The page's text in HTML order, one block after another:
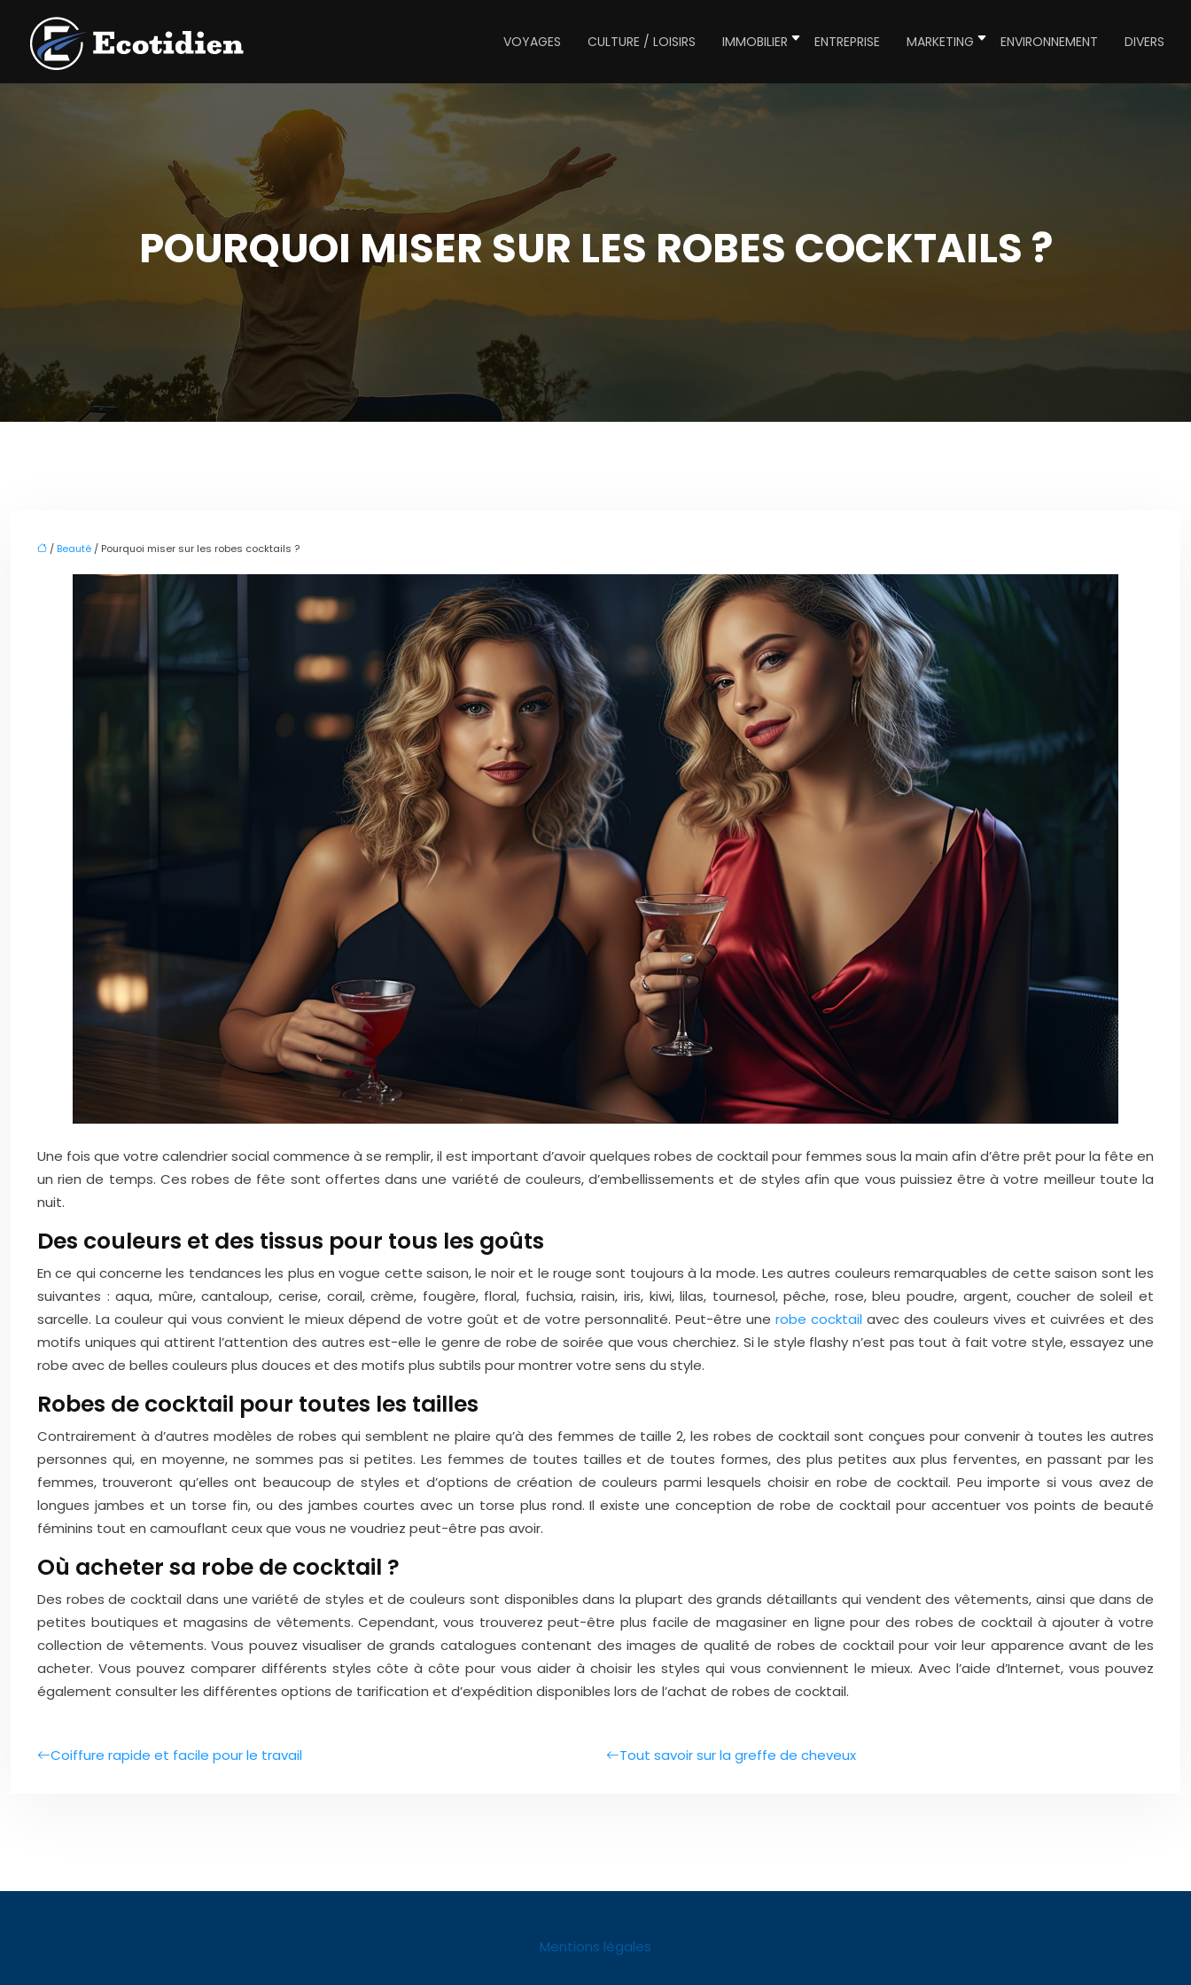
VOYAGES CULTURE / LOISIRS IMMOBILIER ENTREPRISE MARKETING ENVIRONNEMENT DIVERS
POURQUOI MISER SUR LES ROBES COCKTAILS ?
/ Beauté / Pourquoi miser sur les robes cocktails ?
Une fois que votre calendrier social commence à se remplir, il est important d’avoir quelques robes de cocktail pour femmes sous la main afin d’être prêt pour la fête en
un rien de temps. Ces robes de fête sont offertes dans une variété de couleurs, d’embellissements et de styles afin que vous puissiez être à votre meilleur toute la
nuit.
Des couleurs et des tissus pour tous les goûts
En ce qui concerne les tendances les plus en vogue cette saison, le noir et le rouge sont toujours à la mode. Les autres couleurs remarquables de cette saison sont les
suivantes : aqua, mûre, cantaloup, cerise, corail, crème, fougère, floral, fuchsia, raisin, iris, kiwi, lilas, tournesol, pêche, rose, bleu poudre, argent, coucher de soleil et
sarcelle. La couleur qui vous convient le mieux dépend de votre goût et de votre personnalité. Peut-être une robe cocktail avec des couleurs vives et cuivrées et des
motifs uniques qui attirent l’attention des autres est-elle le genre de robe de soirée que vous cherchiez. Si le style flashy n’est pas tout à fait votre style, essayez une
robe avec de belles couleurs plus douces et des motifs plus subtils pour montrer votre sens du style.
Robes de cocktail pour toutes les tailles
Contrairement à d’autres modèles de robes qui semblent ne plaire qu’à des femmes de taille 2, les robes de cocktail sont conçues pour convenir à toutes les autres
personnes qui, en moyenne, ne sommes pas si petites. Les femmes de toutes tailles et de toutes formes, des plus petites aux plus ferventes, en passant par les
femmes, trouveront qu’elles ont beaucoup de styles et d’options de création de couleurs parmi lesquels choisir en robe de cocktail. Peu importe si vous avez de
longues jambes et un torse fin, ou des jambes courtes avec un torse plus rond. Il existe une conception de robe de cocktail pour accentuer vos points de beauté
féminins tout en camouflant ceux que vous ne voudriez peut-être pas avoir.
Où acheter sa robe de cocktail ?
Des robes de cocktail dans une variété de styles et de couleurs sont disponibles dans la plupart des grands détaillants qui vendent des vêtements, ainsi que dans de
petites boutiques et magasins de vêtements. Cependant, vous trouverez peut-être plus facile de magasiner en ligne pour des robes de cocktail à ajouter à votre
collection de vêtements. Vous pouvez visualiser de grands catalogues contenant des images de qualité de robes de cocktail pour voir leur apparence avant de les
acheter. Vous pouvez comparer différents styles côte à côte pour vous aider à choisir les styles qui vous conviennent le mieux. Avec l’aide d’Internet, vous pouvez
également consulter les différentes options de tarification et d’expédition disponibles lors de l’achat de robes de cocktail.
Coiffure rapide et facile pour le travail Tout savoir sur la greffe de cheveux
Mentions légales